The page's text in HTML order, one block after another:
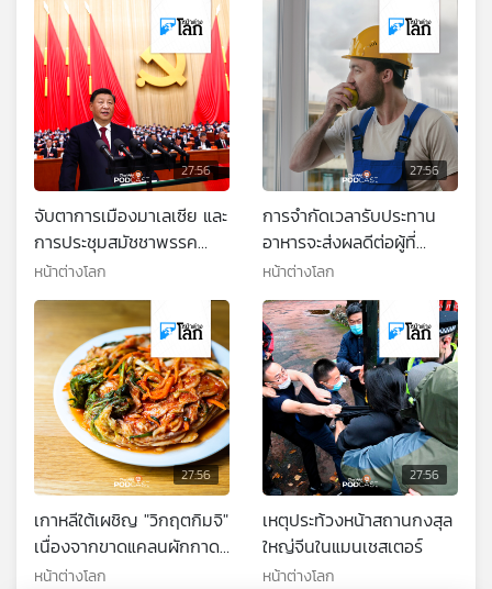
27:56
จับตาการเมืองมาเลเซีย และ
การประชุมสมัชชาพรรค
คอมมิวนิสต์ของจีน
หน้าต่างโลก
27:56
การจำกัดเวลารับประทาน
อาหารจะส่งผลดีต่อผู้ที่
ทำงานเป็นกะ
หน้าต่างโลก
27:56
เกาหลีใต้เผชิญ "วิกฤตกิมจิ"
เนื่องจากขาดแคลนผักกาด
ขาว และกิมจิราคาถูกจากจีน
หน้าต่างโลก
27:56
เหตุประท้วงหน้าสถานกงสุล
ใหญ่จีนในแมนเชสเตอร์
หน้าต่างโลก